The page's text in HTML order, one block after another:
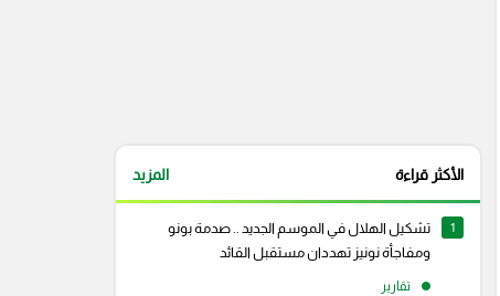
الأكثر قراءة المزيد
1
تشكيل الهلال في الموسم الجديد .. صدمة بونو
ومفاجأة نونيز تهددان مستقبل القائد
تقارير